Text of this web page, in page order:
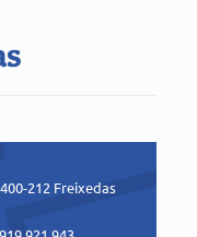
212 Freixedas